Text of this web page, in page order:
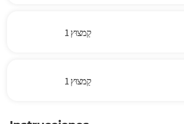
1 קַמצוּץ
1 קַמצוּץ